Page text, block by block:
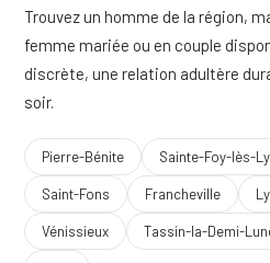
Trouvez un homme de la région,
femme mariée ou en couple
discrète, une relation adultère
soir.
Pierre-Bénite Sainte-Foy-lès-
Saint-Fons Francheville
Vénissieux Tassin-la-Demi-